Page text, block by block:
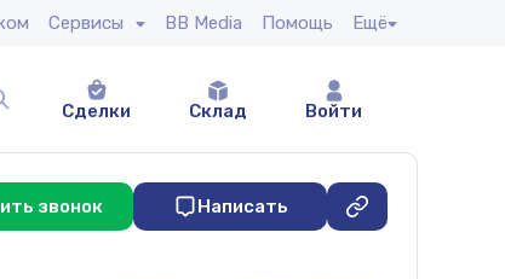
Сервисы BB Media Помощь Ещё
Сделки
Склад Войти
звонок Написать